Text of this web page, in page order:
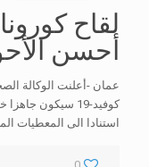
لقاح
أحسن
عمان -أعلنت الوكالة
كوفيد-19 سيكون
استنادا الى المعطيات